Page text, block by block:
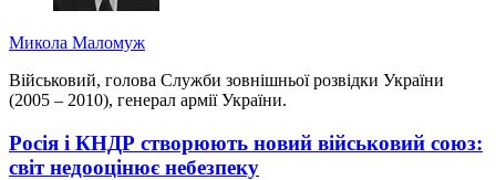
Микола Маломуж
Військовий, голова Служби зовнішньої розвідки України
(2005 – 2010), генерал армії України.
Росія і КНДР створюють новий військовий союз:
світ недооцінює небезпеку